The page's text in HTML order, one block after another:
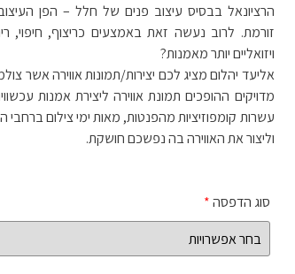
הרציונאל בבסיס עיצוב פנים של חלל – הפן
זורמת. לרוב נעשה זאת באמצעים כריצוף, חיפוי,
ויזואליים יותר מאמנות?
אליעד יהלום מציג לכם יצירות/תמונות אווירה אשר
מדויקים ההופכים תמונת אווירה ליצירת אמנות
עשרות קומפוזיציות מהפנטות, מאות ימי צילום ברחבי
וליצור את האווירה בה נפשכם חושקת.
סוג הדפסה*